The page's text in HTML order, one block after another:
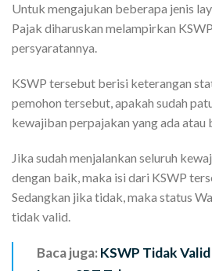
Untuk mengajukan beberapa jenis
Pajak diharuskan melampirkan
persyaratannya.
KSWP tersebut berisi keterangan
pemohon tersebut, apakah sudah
kewajiban perpajakan yang ada atau
Jika sudah menjalankan seluruh
dengan baik, maka isi dari KSWP
Sedangkan jika tidak, maka status
tidak valid.
Baca juga:KSWP Tidak